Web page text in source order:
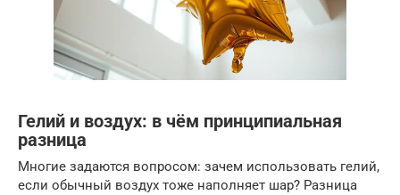
Гелий и воздух: в чём принципиальная
разница
Многие задаются вопросом: зачем использовать гелий,
если обычный воздух тоже наполняет шар? Разница